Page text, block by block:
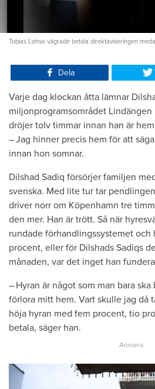
Tobias Lohse vägrade betala direktaviseringen
Dela
Varje dag klockan åtta lämnar
miljonprogramsområdet
dröjer tolv timmar ­innan han är
– Jag hinner precis hem för att
innan hon ­somnar.
Dilshad Sadiq försörjer familjen
svenska. Med lite tur tar
driver norr om Köpenhamn tre
den mer. Han är trött. Så när
rundade förhandlingssystemet och
procent, eller för Dilshads Sadiqs
månaden, var det inget han
– Hyran är något som man bara
förlora mitt hem. Vart skulle jag då
höja hyran med fem procent, tio
betala, säger han.